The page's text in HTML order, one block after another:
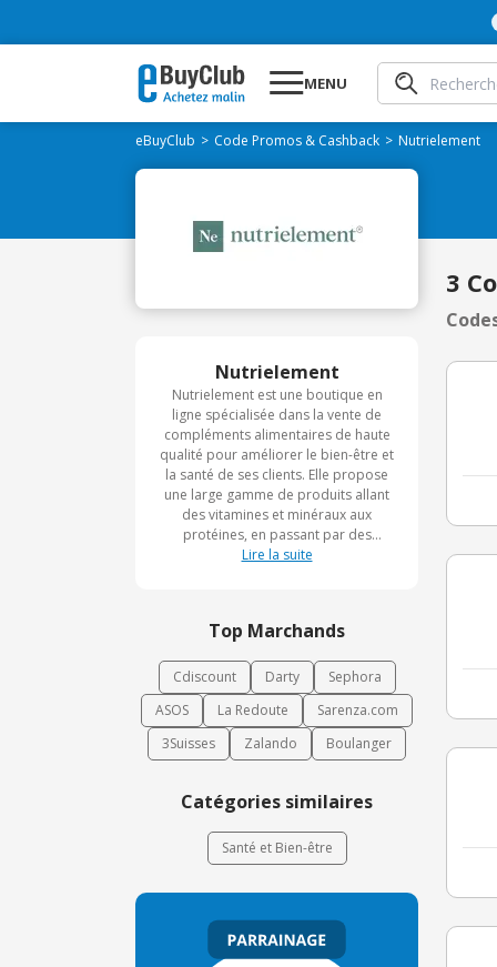
MENU
eBuyClub Code Promos & Cashback Nutrielement
Nutrielement
Nutrielement est une boutique en
ligne spécialisée dans la vente de
compléments alimentaires de haute
qualité pour améliorer le bien-être et
la santé de ses clients. Elle propose
une large gamme de produits allant
des vitamines et minéraux aux
protéines, en passant par des
solutions pour la gestion du poids et
élaborés à partir d'ingrédients
leurs bienfaits sur la santé.
Nutrielement s'engage à fournir des
produits efficaces, avec un excellent
rapport qualité-prix, adaptés à
différents besoins nutritionnels.
Lire la suite
Top Marchands
Cdiscount Darty
Sephora
ASOS
La Redoute
Sarenza.com
3Suisses
Zalando Boulanger
Catégories similaires
Santé et Bien-être
3